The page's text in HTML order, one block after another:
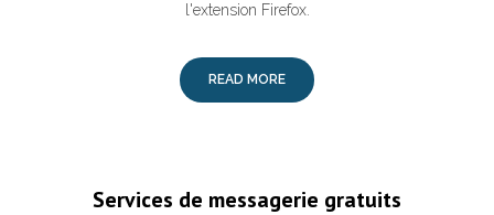
l'extension Firefox.
READ MORE
Services de messagerie gratuits